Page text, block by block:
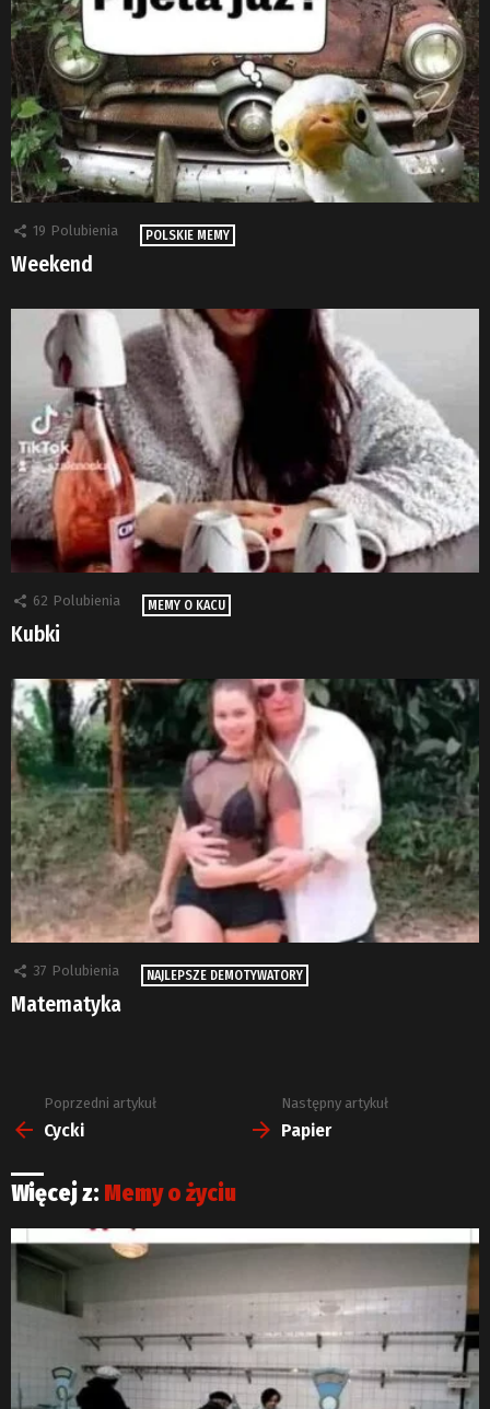
19 Polubienia POLSKIE MEMY
Weekend
62 Polubienia MEMY O KACU
Kubki
37 Polubienia NAJLEPSZE DEMOTYWATORY
Matematyka
Zobacz
więcej
Poprzedni artykuł
Cycki
Następny artykuł
Papier
Więcej z: Memy o życiu